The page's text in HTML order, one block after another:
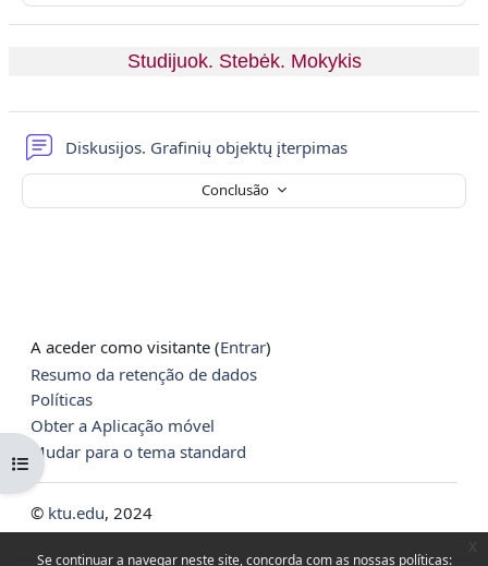
Se continuar a navegar neste site, concorda com as nossas políticas:
Abrir índice da disciplina
Studijuok. Stebėk. Mokykis
Diskusijos. Grafinių objektų įterpimas
Conclusão
A aceder como visitante (Entrar)
Resumo da retenção de dados
Políticas
Obter a Aplicação móvel
Mudar para o tema standard
© ktu.edu, 2024